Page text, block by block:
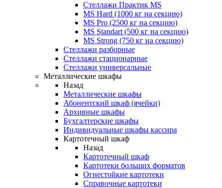
Стеллажи Практик MS
MS Hard (1000 кг на секцию)
MS Pro (2500 кг на секцию)
MS Standart (500 кг на секцию)
MS Strong (750 кг на секцию)
Стеллажи разборные
Стеллажи стационарные
Стеллажи универсальные
Металлические шкафы
Назад
Металлические шкафы
Абонентский шкаф (ячейки)
Архивные шкафы
Бухгалтерские шкафы
Индивидуальные шкафы кассира
Картотечный шкаф
Назад
Картотечный шкаф
Картотеки больших форматов
Огнестойкие картотеки
Справочные картотеки